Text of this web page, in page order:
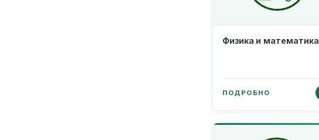
Физика и математика
ПОДРОБНО